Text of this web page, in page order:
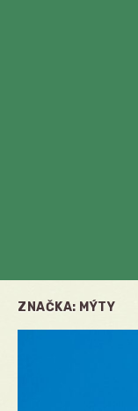
ZNAČKA: MÝTY